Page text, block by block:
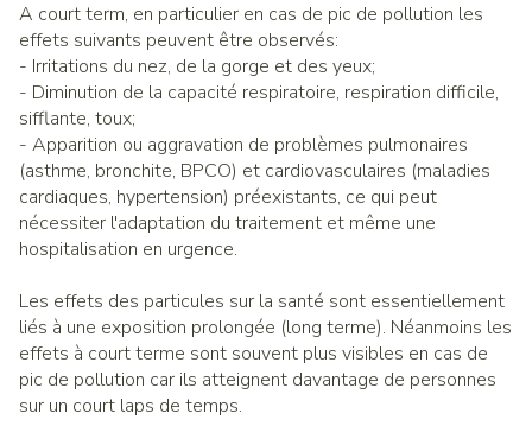
A court term, en particulier en cas de pic de pollution les
effets suivants peuvent être observés:
- Irritations du nez, de la gorge et des yeux;
- Diminution de la capacité respiratoire, respiration difficile,
sifflante, toux;
- Apparition ou aggravation de problèmes pulmonaires
(asthme, bronchite, BPCO) et cardiovasculaires (maladies
cardiaques, hypertension) préexistants, ce qui peut
nécessiter l'adaptation du traitement et même une
hospitalisation en urgence.
Les effets des particules sur la santé sont essentiellement
liés à une exposition prolongée (long terme). Néanmoins les
effets à court terme sont souvent plus visibles en cas de
pic de pollution car ils atteignent davantage de personnes
sur un court laps de temps.